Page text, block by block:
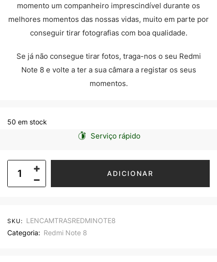
momento um companheiro imprescindível durante os
melhores momentos das nossas vidas, muito em parte por
conseguir tirar fotografias com boa qualidade.
Se já não consegue tirar fotos, traga-nos o seu Redmi
Note 8 e volte a ter a sua câmara a registar os seus
momentos.
50 em stock
Serviço rápido
ADICIONAR
SKU: LENCAMTRASREDMINOTE8
Categoria: Redmi Note 8